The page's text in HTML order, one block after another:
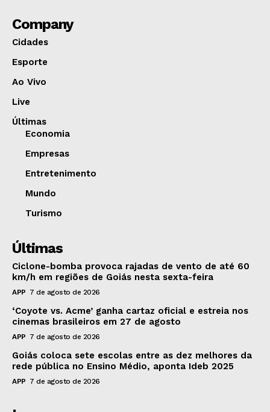
Company
Cidades
Esporte
Ao Vivo
Live
Últimas
Economia
Empresas
Entretenimento
Mundo
Turismo
Últimas
Ciclone-bomba provoca rajadas de vento de até 60
km/h em regiões de Goiás nesta sexta-feira
APP 7 de agosto de 2026
‘Coyote vs. Acme’ ganha cartaz oficial e estreia nos
cinemas brasileiros em 27 de agosto
APP 7 de agosto de 2026
Goiás coloca sete escolas entre as dez melhores da
rede pública no Ensino Médio, aponta Ideb 2025
APP 7 de agosto de 2026